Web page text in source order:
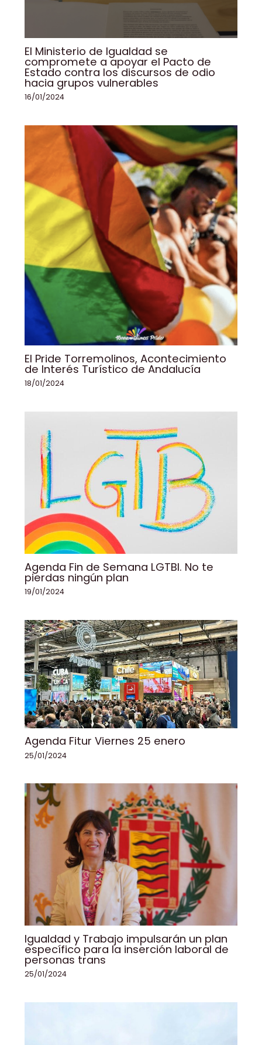
El Ministerio de Igualdad se
compromete a apoyar el Pacto de
Estado contra los discursos de odio
hacia grupos vulnerables
16/01/2024
El Pride Torremolinos, Acontecimiento
de Interés Turístico de Andalucía
18/01/2024
Agenda Fin de Semana LGTBI. No te
pierdas ningún plan
19/01/2024
Agenda Fitur Viernes 25 enero
25/01/2024
Igualdad y Trabajo impulsarán un plan
específico para la inserción laboral de
personas trans
25/01/2024